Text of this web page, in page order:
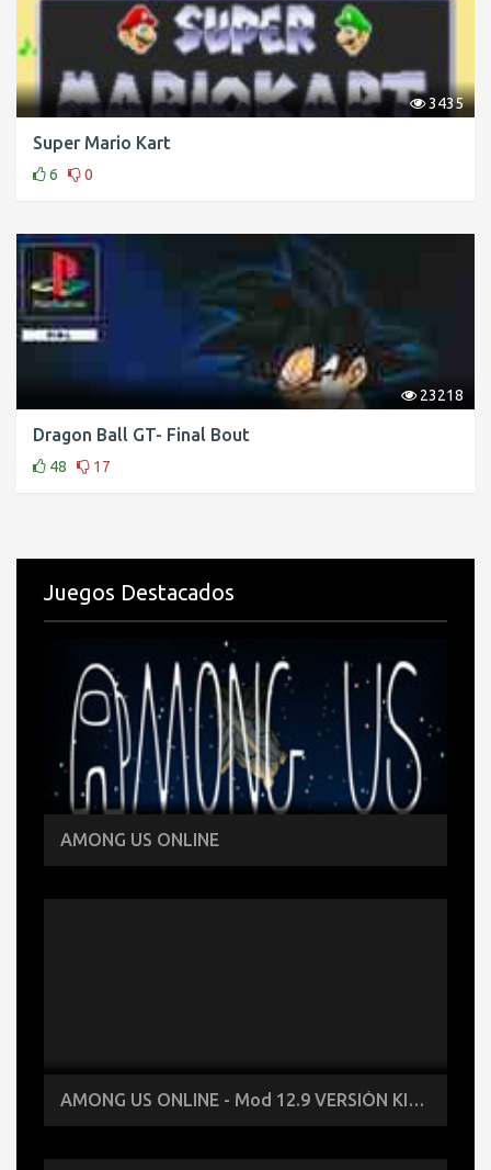
3435
Super Mario Kart
6 0
23218
Dragon Ball GT- Final Bout
48 17
Juegos Destacados
AMONG US ONLINE
AMONG US ONLINE - Mod 12.9 VERSIÓN KIRBY de Among Us